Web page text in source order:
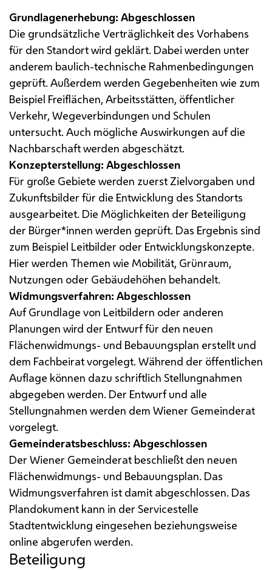
Grundlagenerhebung: Abgeschlossen
Die grundsätzliche Verträglichkeit des Vorhabens
für den Standort wird geklärt. Dabei werden unter
anderem baulich-technische Rahmenbedingungen
geprüft. Außerdem werden Gegebenheiten wie zum
Beispiel Freiflächen, Arbeitsstätten, öffentlicher
Verkehr, Wegeverbindungen und Schulen
untersucht. Auch mögliche Auswirkungen auf die
Nachbarschaft werden abgeschätzt.
Konzepterstellung: Abgeschlossen
Für große Gebiete werden zuerst Zielvorgaben und
Zukunftsbilder für die Entwicklung des Standorts
ausgearbeitet. Die Möglichkeiten der Beteiligung
der Bürger*innen werden geprüft. Das Ergebnis sind
zum Beispiel Leitbilder oder Entwicklungskonzepte.
Hier werden Themen wie Mobilität, Grünraum,
Nutzungen oder Gebäudehöhen behandelt.
Widmungsverfahren: Abgeschlossen
Auf Grundlage von Leitbildern oder anderen
Planungen wird der Entwurf für den neuen
Flächenwidmungs- und Bebauungsplan erstellt und
dem Fachbeirat vorgelegt. Während der öffentlichen
Auflage können dazu schriftlich Stellungnahmen
abgegeben werden. Der Entwurf und alle
Stellungnahmen werden dem Wiener Gemeinderat
vorgelegt.
Gemeinderatsbeschluss: Abgeschlossen
Der Wiener Gemeinderat beschließt den neuen
Flächenwidmungs- und Bebauungsplan. Das
Widmungsverfahren ist damit abgeschlossen. Das
Plandokument kann in der Servicestelle
Stadtentwicklung eingesehen beziehungsweise
online abgerufen werden.
Beteiligung